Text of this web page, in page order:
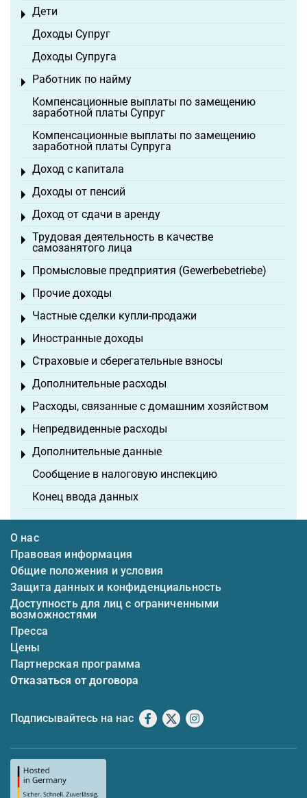
Дети
Toggle menu
Доходы Супруг
Доходы Супруга
Работник по найму
Toggle menu
Компенсационные выплаты по замещению
заработной платы Супруг
Компенсационные выплаты по замещению
заработной платы Супруга
Доход с капитала
Toggle menu
Доходы от пенсий
Toggle menu
Доход от сдачи в аренду
Toggle menu
Трудовая деятельность в качестве
самозанятого лица
Toggle menu
Промысловые предприятия (Gewerbebetriebe)
Toggle menu
Прочие доходы
Toggle menu
Частные сделки купли-продажи
Toggle menu
Иностранные доходы
Toggle menu
Страховые и сберегательные взносы
Toggle menu
Дополнительные расходы
Toggle menu
Расходы, связанные с домашним хозяйством
Toggle menu
Непредвиденные расходы
Toggle menu
Дополнительные данные
Toggle menu
Сообщение в налоговую инспекцию
Конец ввода данных
О нас
Правовая информация
Общие положения и условия
Защита данных и конфиденциальность
Доступность для лиц с ограниченными
возможностями
Пресса
Цены
Партнерская программа
Отказаться от договора
Подписывайтесь на нас Facebook
X Instagram